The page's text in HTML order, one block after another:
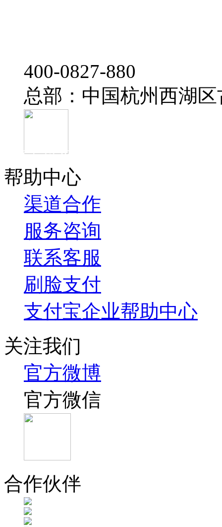
‭400-0827-880
总部：中国杭州西湖
官方抖音
帮助中心
渠道合作
服务咨询
联系客服
刷脸支付
支付宝企业帮助中心
关注我们
官方微博
官方微信
合作伙伴